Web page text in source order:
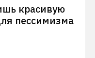
красивую
пессимизма